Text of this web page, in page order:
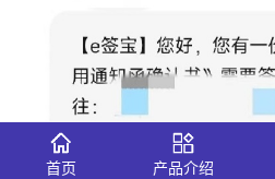
首页 产品介绍